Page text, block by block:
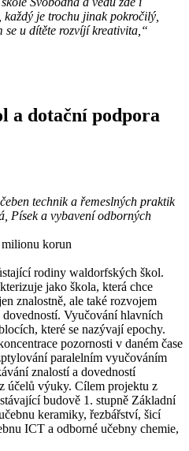
je trochu jinak pokročilý,
u dítěte rozvíjí kreativita, “
a dotační podpora
technik a řemeslných praktik
Písek a vybavení odborných
korun
rodiny waldorfských škol.
jako škola, která chce
znalostně, ale také rozvojem
Vyučování hlavních
které se nazývají epochy.
pozornosti v daném čase
paralelním vyučováním
znalostí a dovedností
účelů výuky. Cílem projektu z
budově 1. stupně Základní
keramiky, řezbářství, šicí
ICT a odborné učebny chemie,